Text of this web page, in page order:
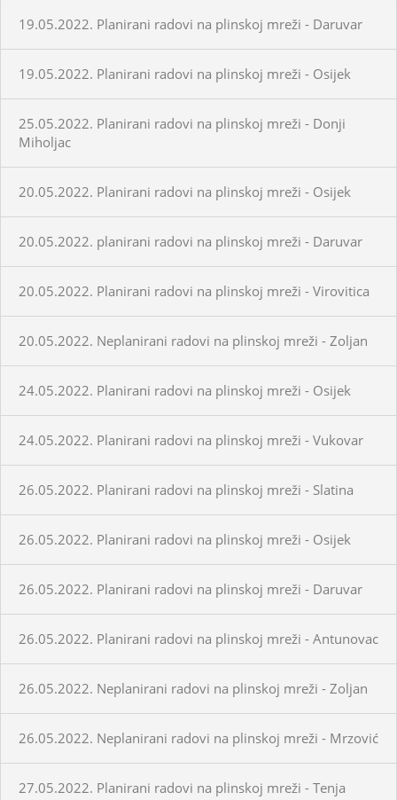
19.05.2022. Planirani radovi na plinskoj mreži - Daruvar
19.05.2022. Planirani radovi na plinskoj mreži - Osijek
25.05.2022. Planirani radovi na plinskoj mreži - Donji
Miholjac
20.05.2022. Planirani radovi na plinskoj mreži - Osijek
20.05.2022. planirani radovi na plinskoj mreži - Daruvar
20.05.2022. Planirani radovi na plinskoj mreži - Virovitica
20.05.2022. Neplanirani radovi na plinskoj mreži - Zoljan
24.05.2022. Planirani radovi na plinskoj mreži - Osijek
24.05.2022. Planirani radovi na plinskoj mreži - Vukovar
26.05.2022. Planirani radovi na plinskoj mreži - Slatina
26.05.2022. Planirani radovi na plinskoj mreži - Osijek
26.05.2022. Planirani radovi na plinskoj mreži - Daruvar
26.05.2022. Planirani radovi na plinskoj mreži - Antunovac
26.05.2022. Neplanirani radovi na plinskoj mreži - Zoljan
26.05.2022. Neplanirani radovi na plinskoj mreži - Mrzović
27.05.2022. Planirani radovi na plinskoj mreži - Tenja